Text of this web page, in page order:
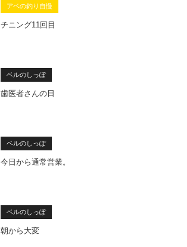
アベの釣り自慢
チニング11回目
ベルのしっぽ
歯医者さんの日
ベルのしっぽ
今日から通常営業。
ベルのしっぽ
朝から大変